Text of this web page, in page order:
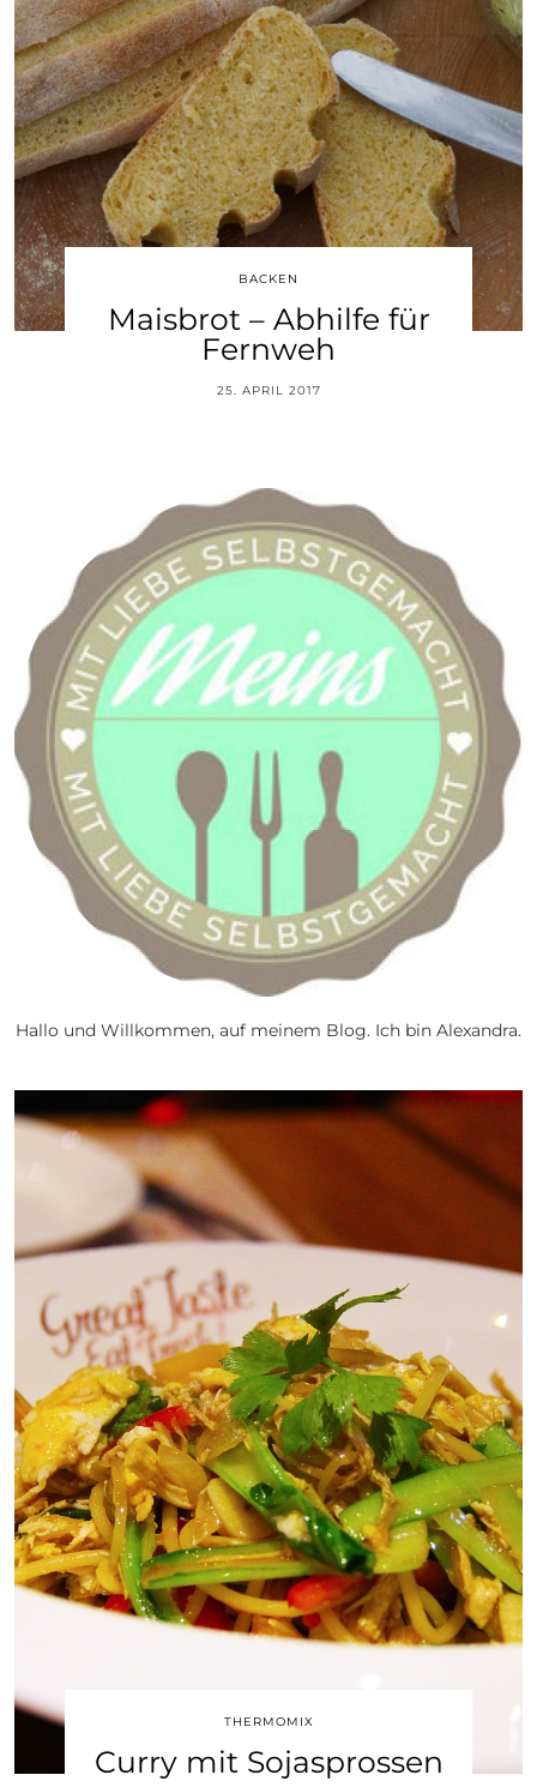
BACKEN
Maisbrot – Abhilfe für
Fernweh
25. APRIL 2017
Hallo und Willkommen, auf meinem Blog. Ich bin Alexandra.
THERMOMIX
Curry mit Sojasprossen